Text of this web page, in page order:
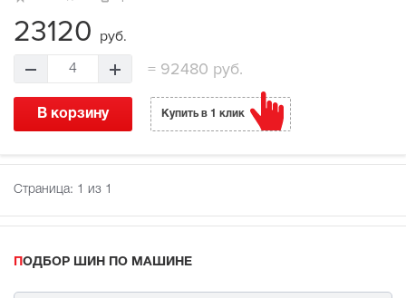
23120 руб.
4 = 92480 руб.
В корзину Купить в 1 клик
Страница: 1 из 1
ПОДБОР ШИН ПО МАШИНЕ